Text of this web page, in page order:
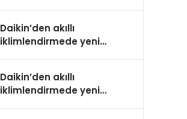
Daikin’den akıllı
iklimlendirmede yeni
Daikin’den akıllı
iklimlendirmede yeni